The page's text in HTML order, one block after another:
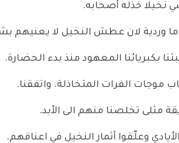
نخيلا خذله أصحابه.
وردية لان عطش النخيل لا يعنيهم
بكبريائنا المعهود منذ بدء الحضارة.
الفرات المتخاذلة. واتفقنا.
مثلى تخلصنا منهم الى الأبد.
وعلّقوا أثمار النخيل في اعناقهم.